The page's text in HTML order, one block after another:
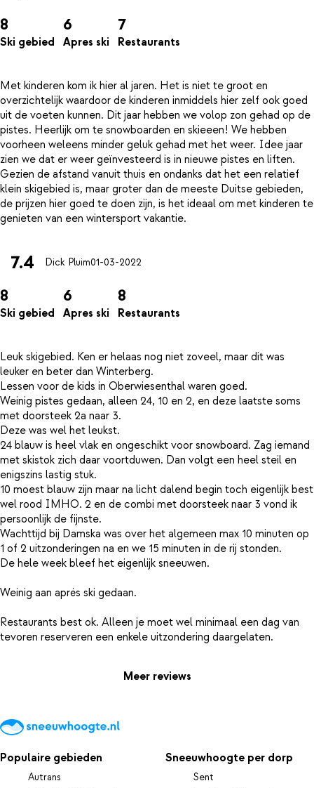
8
Ski gebied
6
Apres ski
7
Restaurants
Met kinderen kom ik hier al jaren. Het is niet te groot en
overzichtelijk waardoor de kinderen inmiddels hier zelf ook goed
uit de voeten kunnen. Dit jaar hebben we volop zon gehad op de
pistes. Heerlijk om te snowboarden en skieeen! We hebben
voorheen weleens minder geluk gehad met het weer. Idee jaar
zien we dat er weer geïnvesteerd is in nieuwe pistes en liften.
Gezien de afstand vanuit thuis en ondanks dat het een relatief
klein skigebied is, maar groter dan de meeste Duitse gebieden,
de prijzen hier goed te doen zijn, is het ideaal om met kinderen te
7.4 Dick Pluim01-03-2022
8
Ski gebied
6
Apres ski
8
Restaurants
Leuk skigebied. Ken er helaas nog niet zoveel, maar dit was
leuker en beter dan Winterberg.
Lessen voor de kids in Oberwiesenthal waren goed.
Weinig pistes gedaan, alleen 24, 10 en 2, en deze laatste soms
met doorsteek 2a naar 3.
Deze was wel het leukst.
24 blauw is heel vlak en ongeschikt voor snowboard. Zag iemand
met skistok zich daar voortduwen. Dan volgt een heel steil en
enigszins lastig stuk.
10 moest blauw zijn maar na licht dalend begin toch eigenlijk best
wel rood IMHO. 2 en de combi met doorsteek naar 3 vond ik
persoonlijk de fijnste.
Wachttijd bij Damska was over het algemeen max 10 minuten op
1 of 2 uitzonderingen na en we 15 minuten in de rij stonden.
De hele week bleef het eigenlijk sneeuwen.
Weinig aan aprės ski gedaan.
Restaurants best ok. Alleen je moet wel minimaal een dag van
Meer reviews
Populaire gebieden
Autrans
Sneeuwhoogte per dorp
Sent